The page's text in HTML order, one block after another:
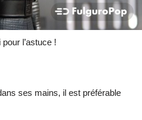
l’astuce !
ses mains, il est préférable